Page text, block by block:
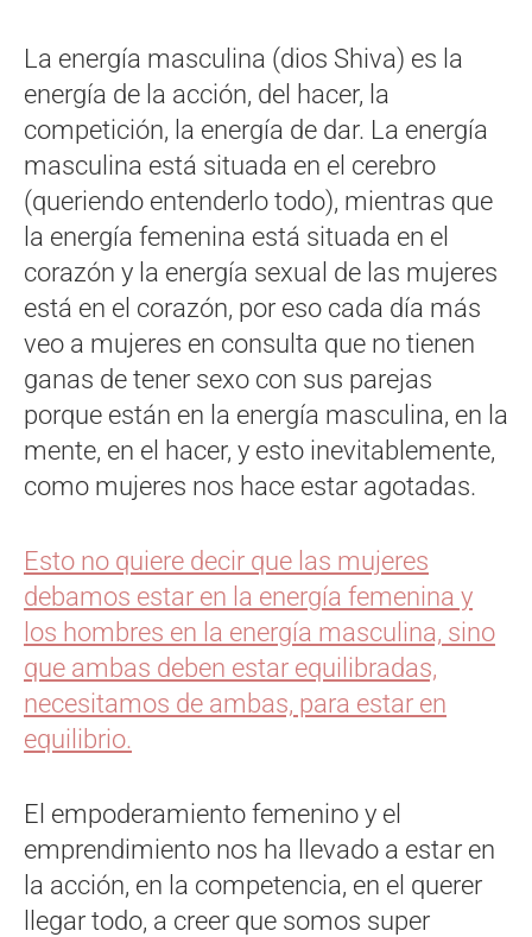
La energía masculina (dios Shiva) es la
energía de la acción, del hacer, la
competición, la energía de dar. La energía
masculina está situada en el cerebro
(queriendo entenderlo todo), mientras que
la energía femenina está situada en el
corazón y la energía sexual de las mujeres
está en el corazón, por eso cada día más
veo a mujeres en consulta que no tienen
ganas de tener sexo con sus parejas
porque están en la energía masculina, en la
mente, en el hacer, y esto inevitablemente,
como mujeres nos hace estar agotadas.
Esto no quiere decir que las mujeres
debamos estar en la energía femenina y
los hombres en la energía masculina, sino
que ambas deben estar equilibradas,
necesitamos de ambas, para estar en
equilibrio.
El empoderamiento femenino y el
emprendimiento nos ha llevado a estar en
la acción, en la competencia, en el querer
llegar todo, a creer que somos super